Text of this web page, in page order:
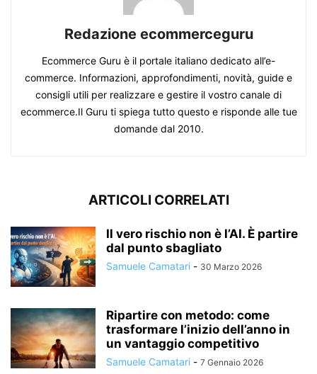
Redazione ecommerceguru
Ecommerce Guru è il portale italiano dedicato all’e-
commerce. Informazioni, approfondimenti, novità, guide e
consigli utili per realizzare e gestire il vostro canale di
ecommerce.Il Guru ti spiega tutto questo e risponde alle tue
domande dal 2010.
ARTICOLI CORRELATI
Il vero rischio non è l’AI. È partire
dal punto sbagliato
Samuele Camatari - 30 Marzo 2026
Ripartire con metodo: come
trasformare l’inizio dell’anno in
un vantaggio competitivo
Samuele Camatari - 7 Gennaio 2026